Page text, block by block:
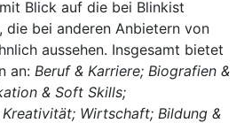
Blick auf die bei Blinkist
die bei anderen Anbietern von
aussehen. Insgesamt bietet
an: Beruf & Karriere; Biografien &
& Soft Skills;
Wirtschaft; Bildung &